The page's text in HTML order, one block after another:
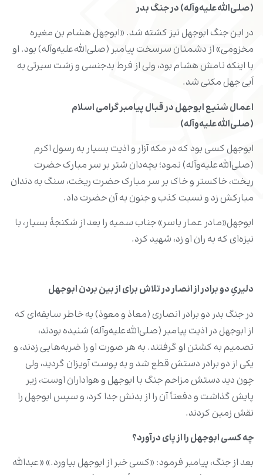
(صلی‌الله‌علیه‌وآله) در جنگ بدر
در این جنگ ابوجهل نیز کشته شد. «ابوجهل هشام بن مغیره
مخزومی» از دشمنان سرسخت پیامبر (صلی‌الله‌علیه‌وآله) بود. او
با اینکه نامش هشام بود، ولی از فرط بدجنسی و زشت سیرتی به
اَبی جهل مکنی شد.
اعمال شنیع ابوجهل در قبال پیامبر گرامی اسلام
(صلی‌الله‌علیه‌وآله)
ابوجهل کسی بود که در مکه آزار و اذیت بسیار به رسول اکرم
(صلی‌الله‌علیه‌وآله) نمود؛ بچه‌دان شتر بر سر مبارک حضرت
ریخت، خاکستر و خاک بر سر مبارک حضرت ریخت، سنگ به دندان
مبارکش زد و نسبت کذب و جنون به آن حضرت داد.
ابوجهل«مادر عمار یاسر» جناب سمیه را بعد از شکنجۀ بسیار، با
نیزه‌ای که به ران او زد، شهید کرد.
دلیریِ دو برادر از انصار در تلاش برای از بین بردن ابوجهل
در جنگ بدر دو برادر انصاری (معاذ و معوذ) به خاطر سابقه‌ای که
از ابوجهل در اذیت پیامبر (صلی‌الله‌علیه‌وآله) شنیده بودند،
تصمیم به کشتن او گرفتند. به هر صورت او را ضربه‌هایی زدند، و
یکی از دو برادر دستش قطع شد و به پوست آویزان گردید، ولی
چون دید دستش مزاحم جنگ با ابوجهل و هواداران اوست، زیر
پایش گذاشت و دفعتاً آن را از بدنش جدا کرد، و سپس ابوجهل را
نقش زمین کردند.
چه کسی ابوجهل را از پای درآورد؟
بعد از جنگ، پیامبر فرمود: «کسی خبر از ابوجهل بیاورد.» «عبدالله